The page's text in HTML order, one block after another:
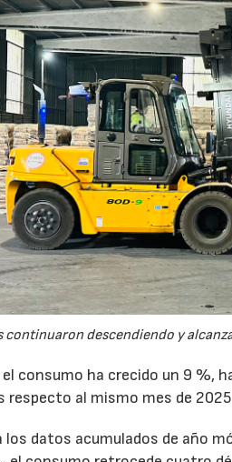
continuaron descendiendo y
consumo ha crecido un 9 %,
respecto al mismo mes de
los datos acumulados de año